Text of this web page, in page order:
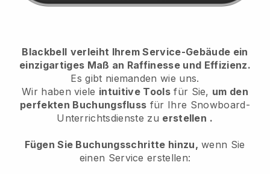
Blackbell verleiht Ihrem Service-Gebäude ein
einzigartiges Maß an Raffinesse und Effizienz.
Es gibt niemanden wie uns.
Wir haben viele intuitive Toolsfür Sie, um den
perfekten Buchungsfluss für Ihre Snowboard-
Unterrichtsdienste zu erstellen .
Fügen Sie Buchungsschritte hinzu, wenn Sie
einen Service erstellen: